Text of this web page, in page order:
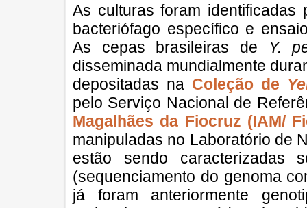
As culturas foram identificadas
bacteriófago específico e
As cepas brasileiras de Y.
disseminada mundialmente
depositadas na Coleção de
pelo Serviço Nacional de
Magalhães da Fiocruz (IAM/
manipuladas no Laboratório de
estão sendo
(sequenciamento do genoma
já foram anteriormente